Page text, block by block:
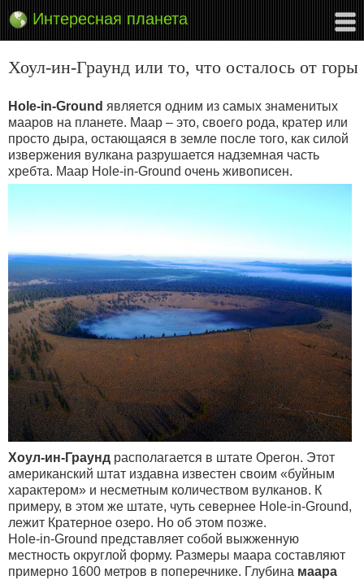
Интересная планета
Хоул-ин-Граунд или то, что осталось от горы
Hole-in-Ground является одним из самых знаменитых
мааров на планете. Маар – это, своего рода, кратер или
просто дыра, остающаяся в земле после того, как силой
извержения вулкана разрушается надземная часть
хребта. Маар Hole-in-Ground очень живописен.
Хоул-ин-Граунд располагается в штате Орегон. Этот
американский штат издавна известен своим «буйным
характером» и несметным количеством вулканов. К
примеру, в этом же штате, чуть севернее Hole-in-Ground,
лежит Кратерное озеро. Но об этом позже.
Hole-in-Ground представляет собой выжженную
местность округлой форму. Размеры маара составляют
примерно 1600 метров в поперечнике. Глубина маара